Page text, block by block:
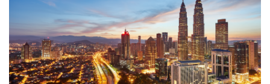
ビジネス
リモートワーク